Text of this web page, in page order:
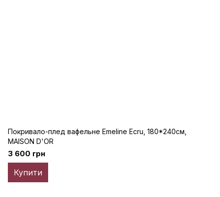
Покривало-плед вафельне Emeline Ecru, 180*240см,
MAISON D'OR
3 600 грн
Купити